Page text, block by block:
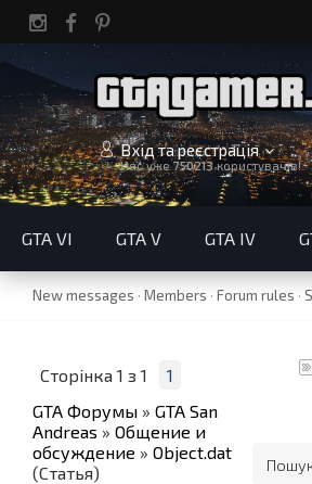
Вхід та реєстрація
Нас уже750213користувачів!
GTA VI GTA V GTA IV
New messages · Members · Forum rules ·
Сторінка 1 з 1
1
GTA Форумы » GTA San
Andreas » Общение и
обсуждение » Object.dat
(Статья)